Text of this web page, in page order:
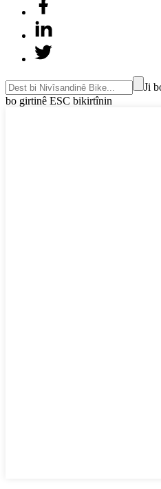
Ji
bo girtinê ESC bikirtînin